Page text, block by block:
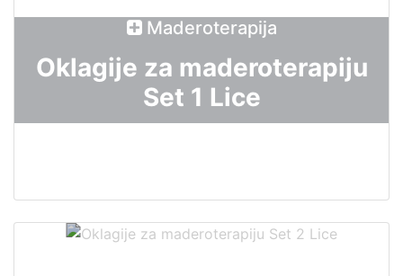
Maderoterapija
Oklagije za maderoterapiju
Set 1 Lice